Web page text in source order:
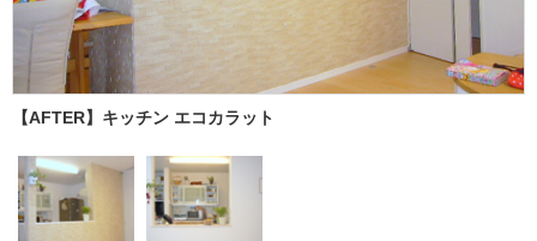
【AFTER】キッチン エコカラット